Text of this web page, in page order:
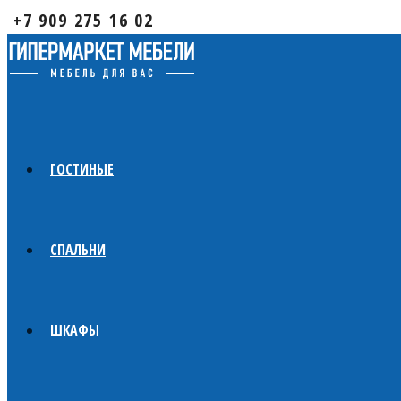
+7 909 275 16 02
ГОСТИНЫЕ
СПАЛЬНИ
ШКАФЫ